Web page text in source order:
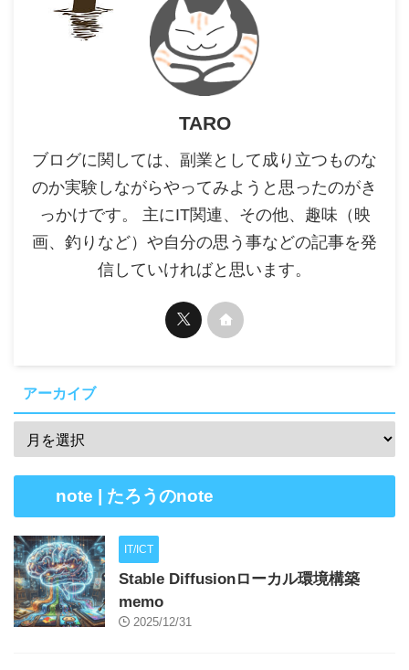
TARO
ブログに関しては、副業として成り立つものな
のか実験しながらやってみようと思ったのがき
っかけです。 主にIT関連、その他、趣味（映
画、釣りなど）や自分の思う事などの記事を発
信していければと思います。
アーカイブ
note | たろうのnote
IT/ICT
Stable Diffusionローカル環境構築
memo
2025/12/31